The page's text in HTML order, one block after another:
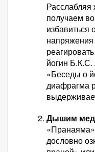
получаем
избавиться
йогин Б.К.С.
«Беседы о
диафрагма
Дышим
дословно